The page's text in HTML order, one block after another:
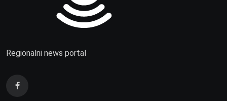
Regionalni news portal